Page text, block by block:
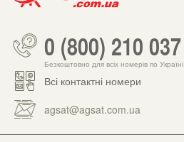
0 (800) 210 037
Безкоштовно для всіх номерів по Україні
Всі контактні номери
agsat@agsat.com.ua